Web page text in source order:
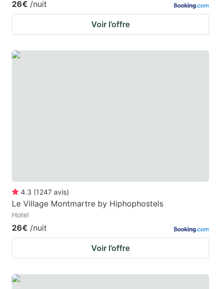
26€ /nuit
Voir l’offre
4.3 (1247 avis)
Le Village Montmartre by Hiphophostels
Hotel
26€ /nuit
Voir l’offre